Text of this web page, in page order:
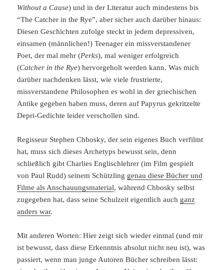
Without a Cause) und in der Literatur auch mindestens bis
“The Catcher in the Rye”, aber sicher auch darüber hinaus:
Diesen Geschichten zufolge steckt in jedem depressiven,
einsamen (männlichen!) Teenager ein missverstandener
Poet, der mal mehr (Perks), mal weniger erfolgreich
(Catcher in the Rye) hervorgeholt werden kann. Was mich
darüber nachdenken lässt, wie viele frustrierte,
missverstandene Philosophen es wohl in der griechischen
Antike gegeben haben muss, deren auf Papyrus gekritzelte
Depri-Gedichte leider verschollen sind.
Regisseur Stephen Chbosky, der sein eigenes Buch verfilmt
hat, muss sich dieses Archetyps bewusst sein, denn
schließlich gibt Charlies Englischlehrer (im Film gespielt
von Paul Rudd) seinem Schützling genau diese Bücher und
Filme als Anschauungsmaterial, während Chbosky selbst
zugegeben hat, dass seine Schulzeit eigentlich auch ganz
anders war.
Mit anderen Worten: Hier zeigt sich wieder einmal (und mir
ist bewusst, dass diese Erkenntnis absolut nicht neu ist), was
passiert, wenn man junge Autoren Bücher schreiben lässt: